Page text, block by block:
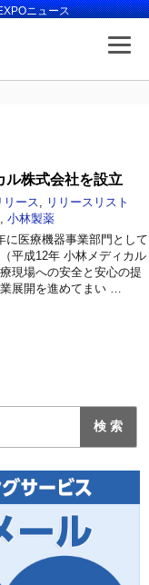
ニュース
ル株式会社を設立
リース
リリースリスト
小林製薬
に医療機器事業部門として
平成12年 小林メディカル
現場への安全と安心の提
展開を進めてまい …